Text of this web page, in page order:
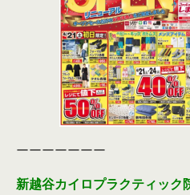
ーーーーーーー
新越谷カイロプラクティック